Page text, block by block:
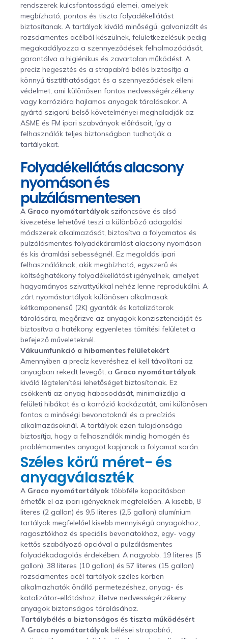
rendszerek kulcsfontosságú elemei, amelyek
megbízható, pontos és tiszta folyadékellátást
biztosítanak. A tartályok kiváló minőségű, galvanizált és
rozsdamentes acélból készülnek, felületkezelésük pedig
megakadályozza a szennyeződések felhalmozódását,
garantálva a higiénikus és zavartalan működést. A
precíz hegesztés és a strapabíró bélés biztosítja a
könnyű tisztíthatóságot és a szennyeződések elleni
védelmet, ami különösen fontos nedvességérzékeny
vagy korrózióra hajlamos anyagok tárolásakor. A
gyártó szigorú belső követelményei meghaladják az
ASME és FM ipari szabványok előírásait, így a
felhasználók teljes biztonságban tudhatják a
tartályokat.
Folyadékellátás alacsony
nyomáson és
pulzálásmentesen
A Graco nyomótartályok szifoncsöve és alsó
kivezetése lehetővé teszi a különböző adagolási
módszerek alkalmazását, biztosítva a folyamatos és
pulzálásmentes folyadékáramlást alacsony nyomáson
és kis áramlási sebességnél. Ez megoldás ipari
felhasználóknak, akik megbízható, egyszerű és
költséghatékony folyadékellátást igényelnek, amelyet
hagyományos szivattyúkkal nehéz lenne reprodukálni. A
zárt nyomástartályok különösen alkalmasak
kétkomponensű (2K) gyanták és katalizátorok
tárolására, megőrizve az anyagok konzisztenciáját és
biztosítva a hatékony, egyenletes tömítési felületet a
befejező műveleteknél.
Vákuumfunkció a hibamentes felületekért
Amennyiben a precíz keveréshez el kell távolítani az
anyagban rekedt levegőt, a Graco nyomótartályok
kiváló légtelenítési lehetőséget biztosítanak. Ez
csökkenti az anyag habosodását, minimalizálja a
felületi hibákat és a korrózió kockázatát, ami különösen
fontos a minőségi bevonatoknál és a precíziós
alkalmazásoknál. A tartályok ezen tulajdonsága
biztosítja, hogy a felhasználók mindig homogén és
problémamentes anyagot kapjanak a folyamat során.
Széles körű méret- és
anyagválaszték
A Graco nyomótartályok többféle kapacitásban
érhetők el az ipari igényeknek megfelelően. A kisebb, 8
literes (2 gallon) és 9,5 literes (2,5 gallon) alumínium
tartályok megfelelőel kisebb mennyiségű anyagokhoz,
ragasztókhoz és speciális bevonatokhoz, egy- vagy
kettős szabályozó opcióval a pulzálásmentes
folyadékadagolás érdekében. A nagyobb, 19 literes (5
gallon), 38 literes (10 gallon) és 57 literes (15 gallon)
rozsdamentes acél tartályok széles körben
alkalmazhatók önálló permetezéshez, anyag- és
katalizátor-ellátáshoz, illetve nedvességérzékeny
anyagok biztonságos tárolásához.
Tartálybélés a biztonságos és tiszta működésért
A Graco nyomótartályok bélései strapabíró,